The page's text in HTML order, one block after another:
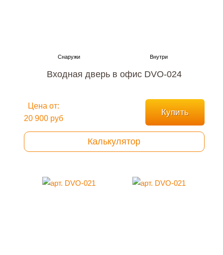
Входная дверь в офис DVO-024
Цена от:
20 900 руб
Купить
Калькулятор